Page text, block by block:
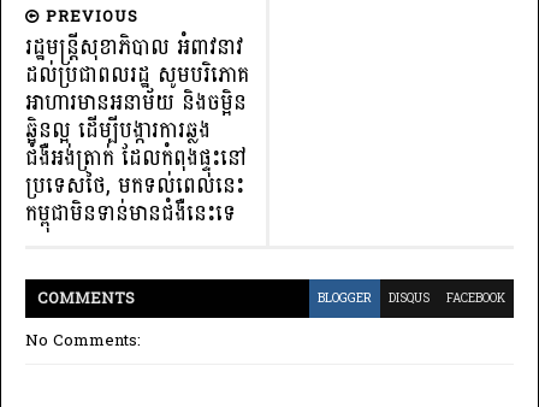
PREVIOUS
រដ្ឋមន្ដ្រីសុខាភិបាល អំពាវនាវ
ដល់ប្រជាពលរដ្ឋ សូមបរិភោគ
អាហារមានអនាម័យ និងចម្អិន
ឆ្អិនល្អ ដើម្បីបង្ការការឆ្លង
ជំងឺអង់ត្រាក់ ដែលកំពុងផ្ទុះនៅ
ប្រទេសថៃ, មកទល់ពេលនេះ
កម្ពុជាមិនទាន់មានជំងឺនេះទេ
COMMENTS BLOGGER DISQUS FACEBOOK
No Comments: